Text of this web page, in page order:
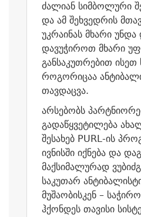
ძალიან სიმბოლური
და ამ შეხვედრის
უკრაინას მხარი
დავუჭიროთ მხარი
განსაკუთრებით ისეთ
როგორიცაა
თავდაცვა.
არსებობს
გადაწყვეტილება
შესახებ PURL-ის
ივნისში იქნება და
მაქსიმალურად
საკუთარ
მუშაობისკენ –
ჰქონდეს თავისი